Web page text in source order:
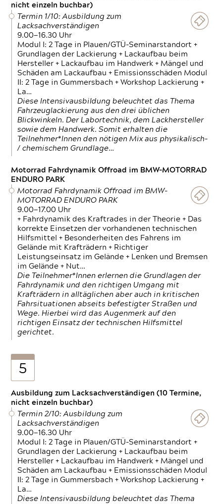
nicht einzeln buchbar)
Termin 1/10: Ausbildung zum
Lacksachverständigen
9.00—16.30 Uhr
Modul I: 2 Tage in Plauen/GTÜ-Seminarstandort +
Grundlagen der Lackierung + Lackaufbau beim
Hersteller + Lackaufbau im Handwerk + Mängel und
Schäden am Lackaufbau + Emissionsschäden Modul
II: 2 Tage in Gummersbach + Workshop Lackierung +
La…
Diese Intensivausbildung beleuchtet das Thema
Fahrzeuglackierung aus den drei üblichen
Blickwinkeln. Der Labortechnik, dem Lackhersteller
sowie dem Handwerk. Somit erhalten die
Teilnehmer*Innen den nötigen Mix aus physikalisch-
/ chemischem Grundlage…
Motorrad Fahrdynamik Offroad im BMW-MOTORRAD
ENDURO PARK
Motorrad Fahrdynamik Offroad im BMW-
MOTORRAD ENDURO PARK
9.00—17.00 Uhr
+ Fahrdynamik des Kraftrades in der Theorie + Das
korrekte Einsetzen der vorhandenen technischen
Hilfsmittel + Besonderheiten des Fahrens im
Gelände mit Krafträdern + Richtiger
Leistungseinsatz im Gelände + Lenken und Bremsen
im Gelände + Nut…
Die Teilnehmer*Innen erlernen die Grundlagen der
Fahrdynamik und den richtigen Umgang mit
Krafträdern in alltäglichen aber auch in kritischen
Fahrsituationen abseits befestigter Straßen und
Wege. Hierbei wird das Augenmerk auf den
richtigen Einsatz der technischen Hilfsmittel
gerichtet.
5
Ausbildung zum Lacksachverständigen (10 Termine,
nicht einzeln buchbar)
Termin 2/10: Ausbildung zum
Lacksachverständigen
9.00—16.30 Uhr
Modul I: 2 Tage in Plauen/GTÜ-Seminarstandort +
Grundlagen der Lackierung + Lackaufbau beim
Hersteller + Lackaufbau im Handwerk + Mängel und
Schäden am Lackaufbau + Emissionsschäden Modul
II: 2 Tage in Gummersbach + Workshop Lackierung +
La…
Diese Intensivausbildung beleuchtet das Thema